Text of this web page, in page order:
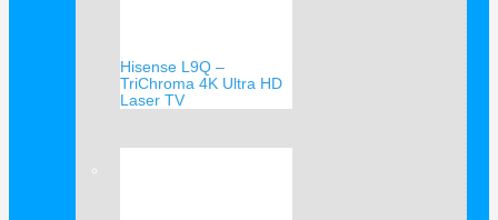
Hisense L9Q –
TriChroma 4K Ultra HD
Laser TV